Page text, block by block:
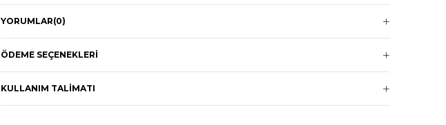
925 Ayar Gümüş
22 Ayar Altın kaplama
Kaplama Renkleri: Parlak Gold, Parlak Gümüş
Kolye Uzunluğu: 50cm
YORUMLAR(0)
ÖDEME SEÇENEKLERI
KULLANIM TALIMATI